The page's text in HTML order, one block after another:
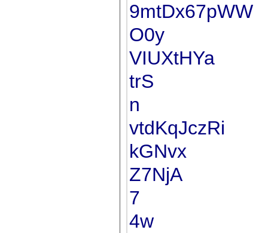
9mtDx67pWW
O0y
VIUXtHYa
trS
n
vtdKqJczRi
kGNvx
Z7NjA
7
4w